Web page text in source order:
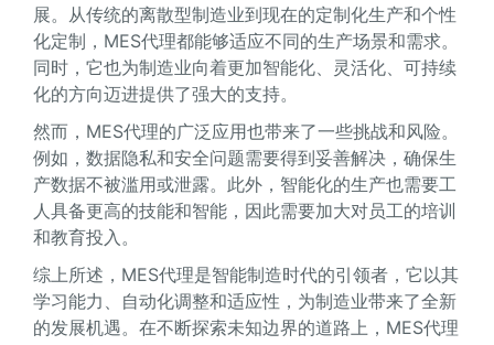
展。从传统的离散型制造业到现在的定制化生产和个性
化定制，MES代理都能够适应不同的生产场景和需求。
同时，它也为制造业向着更加智能化、灵活化、可持续
化的方向迈进提供了强大的支持。
然而，MES代理的广泛应用也带来了一些挑战和风险。
例如，数据隐私和安全问题需要得到妥善解决，确保生
产数据不被滥用或泄露。此外，智能化的生产也需要工
人具备更高的技能和智能，因此需要加大对员工的培训
和教育投入。
综上所述，MES代理是智能制造时代的引领者，它以其
学习能力、自动化调整和适应性，为制造业带来了全新
的发展机遇。在不断探索未知边界的道路上，MES代理